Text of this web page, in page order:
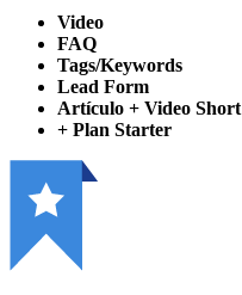
Video
FAQ
Tags/Keywords
Lead Form
Artículo + Video Short
+ Plan Starter